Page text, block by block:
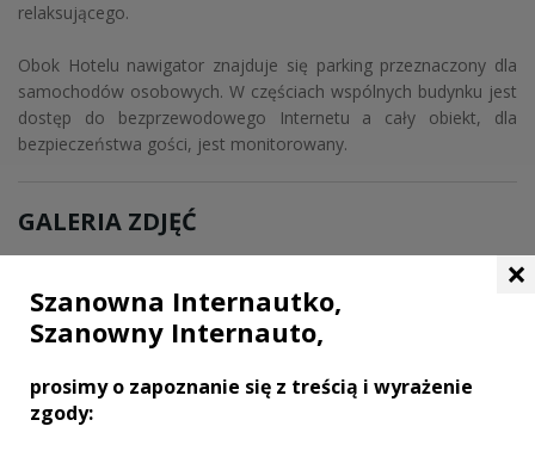
relaksującego.
Obok Hotelu nawigator znajduje się parking przeznaczony dla
samochodów osobowych. W częściach wspólnych budynku jest
dostęp do bezprzewodowego Internetu a cały obiekt, dla
bezpieczeństwa gości, jest monitorowany.
GALERIA ZDJĘĆ
×
Szanowna Internautko,
Szanowny Internauto,
prosimy o zapoznanie się z treścią i wyrażenie
zgody: